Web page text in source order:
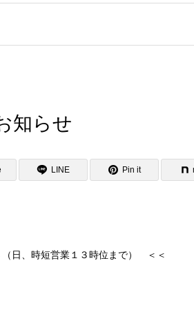
知らせ
LINE Pin it
日、時短営業１３時位まで） ＜＜